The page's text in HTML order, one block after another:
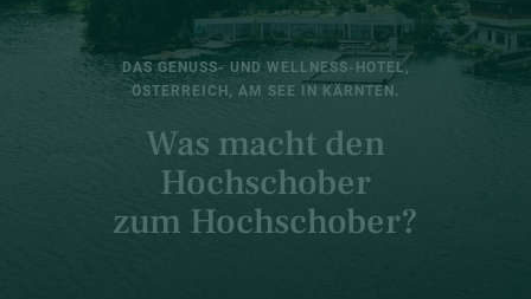
DAS GENUSS- UND WELLNESS-HOTEL,
ÖSTERREICH, AM SEE IN KÄRNTEN.
Was macht den
Hochschober
zum Hochschober?